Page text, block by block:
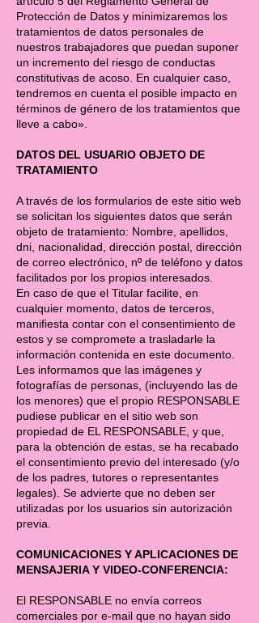
Protección de Datos y minimizaremos los
tratamientos de datos personales de
nuestros trabajadores que puedan suponer
un incremento del riesgo de conductas
constitutivas de acoso. En cualquier caso,
tendremos en cuenta el posible impacto en
términos de género de los tratamientos que
lleve a cabo».
DATOS DEL USUARIO OBJETO DE
TRATAMIENTO
A través de los formularios de este sitio web
se solicitan los siguientes datos que serán
objeto de tratamiento: Nombre, apellidos,
dni, nacionalidad, dirección postal, dirección
de correo electrónico, nº de teléfono y datos
facilitados por los propios interesados.
En caso de que el Titular facilite, en
cualquier momento, datos de terceros,
manifiesta contar con el consentimiento de
estos y se compromete a trasladarle la
información contenida en este documento.
Les informamos que las imágenes y
fotografías de personas, (incluyendo las de
los menores) que el propio RESPONSABLE
pudiese publicar en el sitio web son
propiedad de EL RESPONSABLE, y que,
para la obtención de estas, se ha recabado
el consentimiento previo del interesado (y/o
de los padres, tutores o representantes
legales). Se advierte que no deben ser
utilizadas por los usuarios sin autorización
previa.
COMUNICACIONES Y APLICACIONES DE
MENSAJERIA Y VIDEO-CONFERENCIA:
El RESPONSABLE no envía correos
comerciales por e-mail que no hayan sido